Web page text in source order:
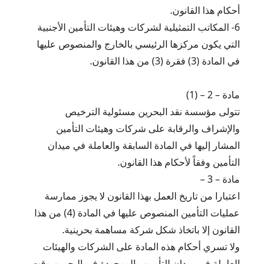
أحكام هذا القانون.
6- المكاتب التمثيلية لشركات وهيئات التأمين الأجنبية
التي يكون مركزها الرئيسي بالخارج والمنصوص عليها
في المادة (3) فقرة (3) من هذا القانون.
مادة – 2 – (1)
تتولى مؤسسة نقد البحرين مسئولية الترخيص
والإشراف والرقابة على شركات وهيئات التأمين
المشار إليها في المادة السابقة والعاملة في ميدان
التأمين وفقاً لأحكام هذا القانون.
مادة – 3 –
اعتبارا من تاريخ العمل بهذا القانون لا يجوز ممارسة
عمليات التأمين المنصوص عليها في المادة (4) من هذا
القانون إلا باتخاذ شكل شركة مساهمة بحرينية.
ولا تسري أحكام هذه المادة على الشركات والهيئات